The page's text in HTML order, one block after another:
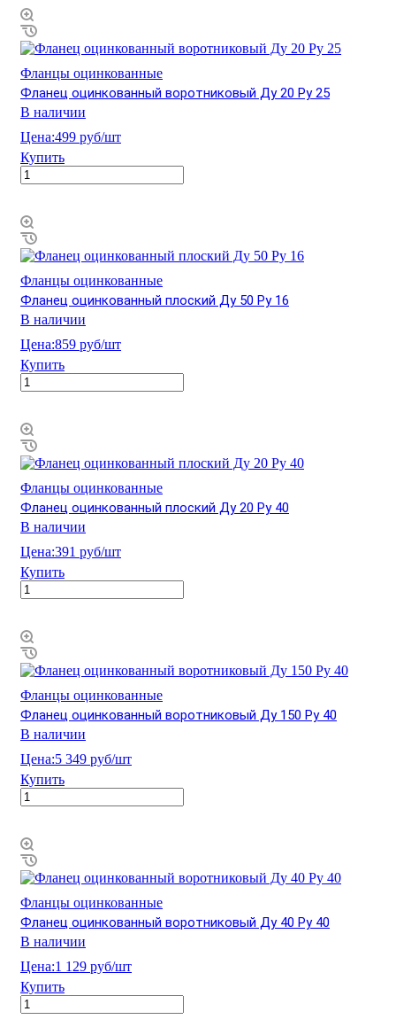
Фланцы оцинкованные
Фланец оцинкованный воротниковый Ду 20 Ру 25
В наличии
Цена:499 руб/шт
Купить
Фланцы оцинкованные
Фланец оцинкованный плоский Ду 50 Ру 16
В наличии
Цена:859 руб/шт
Купить
Фланцы оцинкованные
Фланец оцинкованный плоский Ду 20 Ру 40
В наличии
Цена:391 руб/шт
Купить
Фланцы оцинкованные
Фланец оцинкованный воротниковый Ду 150 Ру 40
В наличии
Цена:5 349 руб/шт
Купить
Фланцы оцинкованные
Фланец оцинкованный воротниковый Ду 40 Ру 40
В наличии
Цена:1 129 руб/шт
Купить